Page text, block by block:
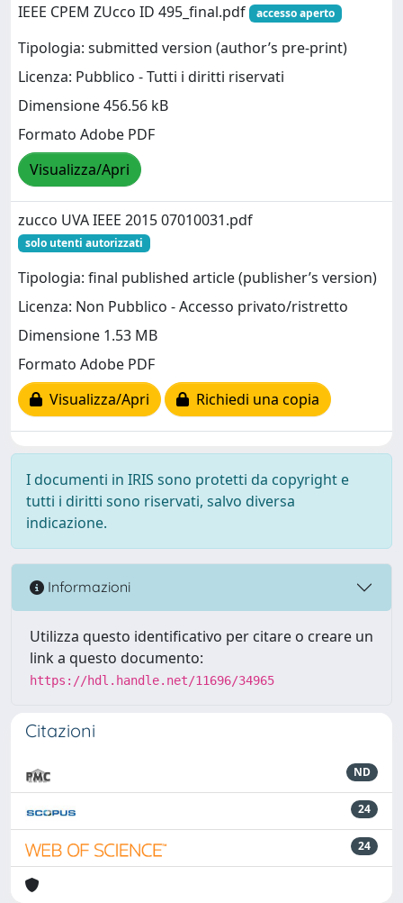
IEEE CPEM ZUcco ID 495_final.pdf
accesso aperto
Tipologia: submitted version (author’s pre-print)
Licenza: Pubblico - Tutti i diritti riservati
Dimensione 456.56 kB
Formato Adobe PDF
Visualizza/Apri
zucco UVA IEEE 2015 07010031.pdf
solo utenti autorizzati
Tipologia: final published article (publisher’s version)
Licenza: Non Pubblico - Accesso privato/ristretto
Dimensione 1.53 MB
Formato Adobe PDF
Visualizza/Apri
Richiedi una copia
I documenti in IRIS sono protetti da copyright e
tutti i diritti sono riservati, salvo diversa
indicazione.
Informazioni
Utilizza questo identificativo per citare o creare un
link a questo documento:
https://hdl.handle.net/11696/34965
Citazioni
ND
24
24